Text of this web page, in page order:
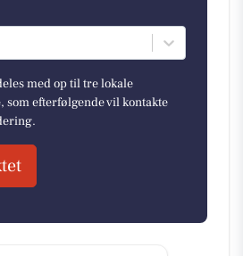
med op til tre lokale
efterfølgende vil kontakte